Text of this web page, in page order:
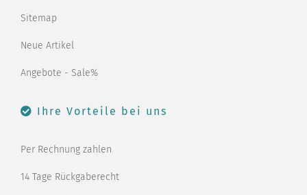
Sitemap
Neue Artikel
Angebote - Sale%
Ihre Vorteile bei uns
Per Rechnung zahlen
14 Tage Rückgaberecht